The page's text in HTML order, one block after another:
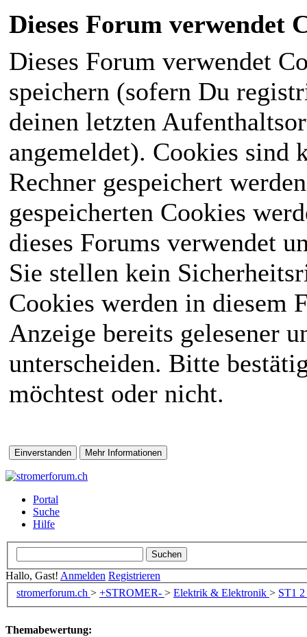
Dieses Forum verwendet
Dieses Forum verwendet
speichern (sofern Du
deinen letzten
angemeldet). Cookies sind
Rechner gespeichert
gespeicherten Cookies
dieses Forums verwendet
Sie stellen kein
Cookies werden in diesem
Anzeige bereits gelesener
unterscheiden. Bitte
möchtest oder nicht.
Portal
Suche
Hilfe
Hallo, Gast! Anmelden Registrieren
stromerforum.ch > +STROMER- > Elektrik & Elektronik > ST1
Themabewertung: